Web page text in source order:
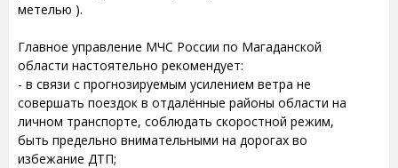
метелью ).
Главное управление МЧС России по Магаданской
области настоятельно рекомендует:
- в связи с прогнозируемым усилением ветра не
совершать поездок в отдалённые районы области на
личном транспорте, соблюдать скоростной режим,
быть предельно внимательными на дорогах во
избежание ДТП;